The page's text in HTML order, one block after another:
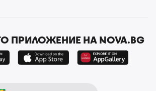
ПРИЛОЖЕНИЕ НА NOVA.BG